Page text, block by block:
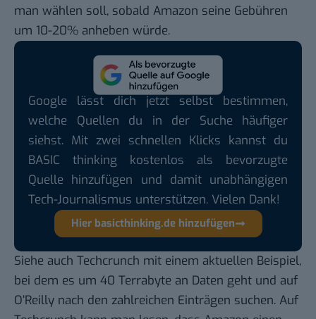
man wählen soll, sobald Amazon seine Gebühren
um 10-20% anheben würde.
Google lässt dich jetzt selbst bestimmen,
welche Quellen du in der Suche häufiger
siehst. Mit zwei schnellen Klicks kannst du
BASIC thinking kostenlos als bevorzugte
Quelle hinzufügen und damit unabhängigen
Tech-Journalismus unterstützen. Vielen Dank!
Hier basicthinking.de hinzufügen
Siehe auch Techcrunch mit einem aktuellen Beispiel,
bei dem es um 40 Terrabyte an Daten geht und auf
O’Reilly nach den zahlreichen Einträgen suchen. Auf